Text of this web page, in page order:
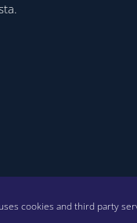
cookies and third party